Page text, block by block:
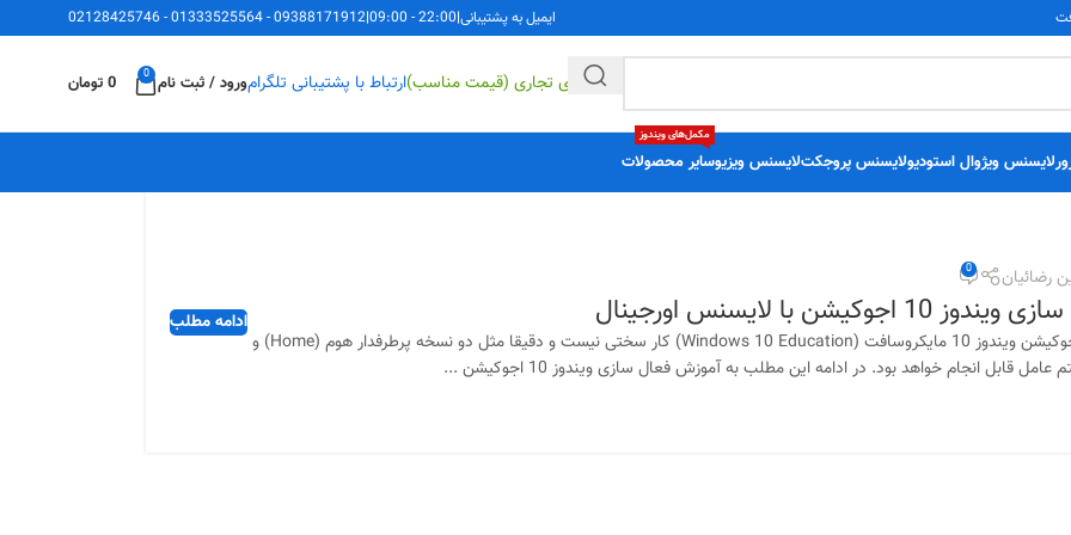
ایمیل به پشتیبانی|
22:00 - 09:00
|
09388171912
-
01333525564
-
02128425746
راهکارهای تجاری (قیمت مناسب)ارتباط با پشتیبانی تلگرامورود / ثبت نام 0
0 تومان
لایسنس ویژوال استودیولایسنس پروجکتلایسنس ویزیوسایر محصولات
مکمل‌های ویندوز
رضائیان 0
با لایسنس اورجینال
فعال کردن نسخه اجوکیشن ویندوز 10 مایکروسافت (Windows 10 Education) کار سختی نیست و دقیقا مثل دو نسخه پرطرفدار هوم (Home) و
ادامه مطلب